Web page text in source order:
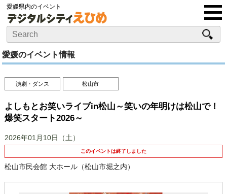
愛媛県内のイベント
愛媛のイベント情報
演劇・ダンス 松山市
よしもとお笑いライブin松山～笑いの年明けは松山で！
爆笑スタート2026～
2026年01月10日（土）
このイベントは終了しました
松山市民会館 大ホール（松山市堀之内）